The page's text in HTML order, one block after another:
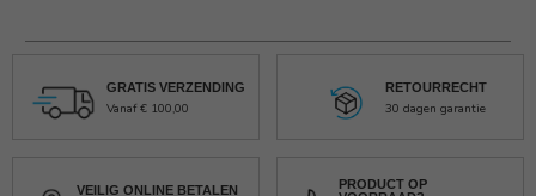
GRATIS VERZENDING
Vanaf € 100,00
RETOURRECHT
30 dagen garantie
VEILIG ONLINE BETALEN
PRODUCT OP